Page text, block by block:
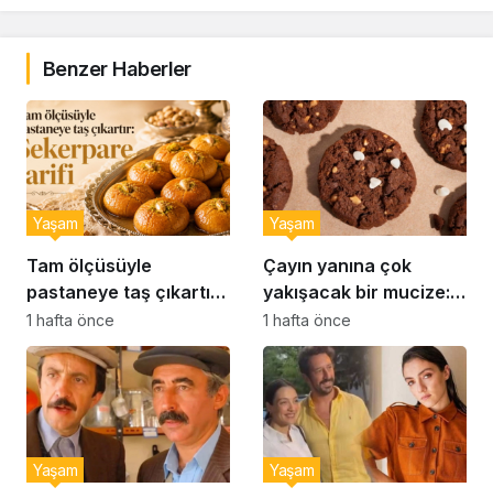
Benzer Haberler
Tam ölçüsüyle
pastaneye taş çıkartır:
Şekerpare tarifi
Yaşam
1 hafta önce
Çayın yanına çok
yakışacak bir mucize:
Brownie tadında ıslak
kurabiye tarifi…
Yaşam
1 hafta önce
Yaşam Yaşam